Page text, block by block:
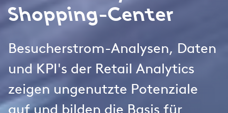
Shopping-Center
Besucherstrom-Analysen, Daten
und KPI's der Retail Analytics
zeigen ungenutzte Potenziale